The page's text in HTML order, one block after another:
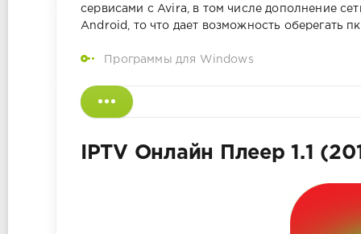
сервисами с Avira, в том числе дополнение
Android, то что дает возможность оберегать
Программы для Windows
IPTV Онлайн Плеер 1.1